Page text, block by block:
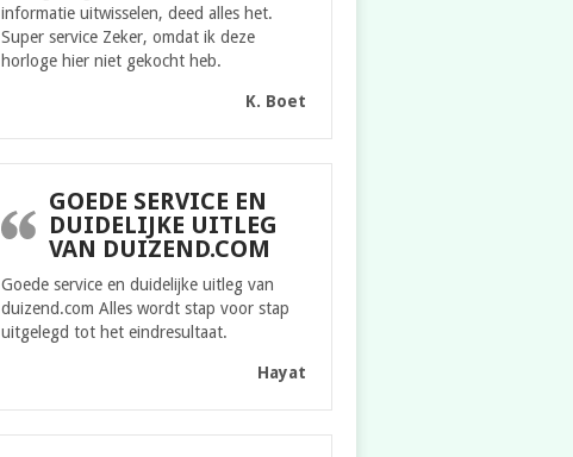
informatie uitwisselen, deed alles het.
Super service Zeker, omdat ik deze
horloge hier niet gekocht heb.
K. Boet
GOEDE SERVICE EN
DUIDELIJKE UITLEG
VAN DUIZEND.COM
Goede service en duidelijke uitleg van
duizend.com Alles wordt stap voor stap
uitgelegd tot het eindresultaat.
Hayat